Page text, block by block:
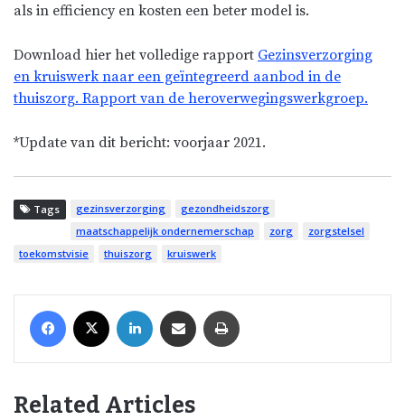
als in efficiency en kosten een beter model is.
Download hier het volledige rapport Gezinsverzorging
en kruiswerk naar een geïntegreerd aanbod in de
thuiszorg. Rapport van de heroverwegingswerkgroep.
*Update van dit bericht: voorjaar 2021.
Tags gezinsverzorging
gezondheidszorg
maatschappelijk ondernemerschap
zorg
zorgstelsel
toekomstvisie
thuiszorg kruiswerk
Related Articles